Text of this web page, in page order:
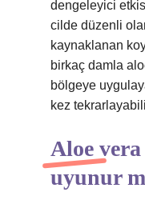
dengeleyici
cilde düzenli
kaynaklanan
birkaç damla
bölgeye
kez
Aloe
uyunur